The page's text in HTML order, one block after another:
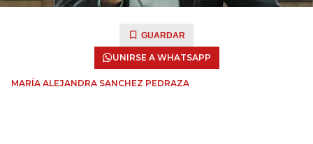
GUARDAR
UNIRSE A WHATSAPP
MARÍA ALEJANDRA SANCHEZ PEDRAZA